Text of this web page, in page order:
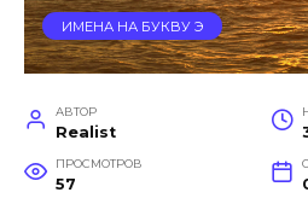
ИМЕНА НА БУКВУ Э
АВТОР
Realist
ПРОСМОТРОВ
57